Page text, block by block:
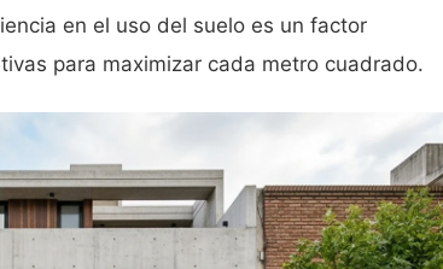
en el uso del suelo es un factor
para maximizar cada metro cuadrado.